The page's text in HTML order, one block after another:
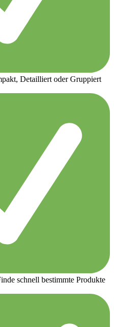
Detailliert oder Gruppiert
schnell bestimmte Produkte